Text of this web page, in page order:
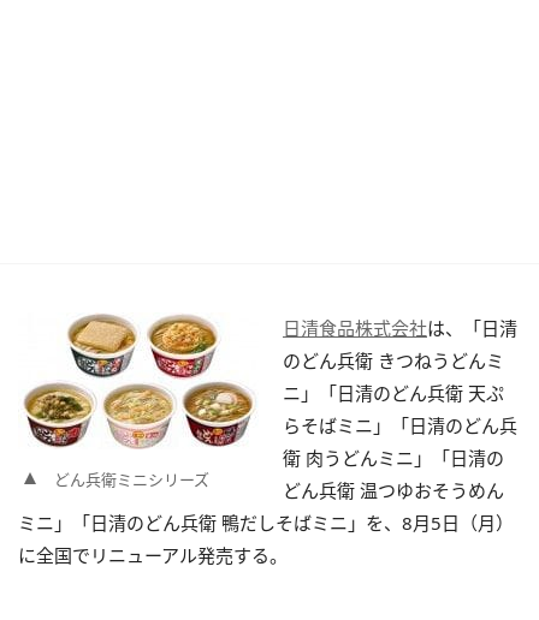
どん兵衛ミニシリーズ
日清食品株式会社は、「日清
のどん兵衛 きつねうどんミ
ニ」「日清のどん兵衛 天ぷ
らそばミニ」「日清のどん兵
衛 肉うどんミニ」「日清の
どん兵衛 温つゆおそうめん
ミニ」「日清のどん兵衛 鴨だしそばミニ」を、8月5日（月）
に全国でリニューアル発売する。